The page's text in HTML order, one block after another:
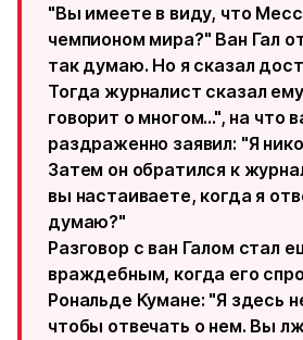
"Вы имеете в виду, что
чемпионом мира?" Ван Гал
так думаю. Но я сказал
Тогда журналист сказал
говорит о многом...", на что
раздраженно заявил: "Я
Затем он обратился к
вы настаиваете, когда я
думаю?"
Разговор с ван Галом стал
враждебным, когда его
Рональде Кумане: "Я здесь
чтобы отвечать о нем. Вы